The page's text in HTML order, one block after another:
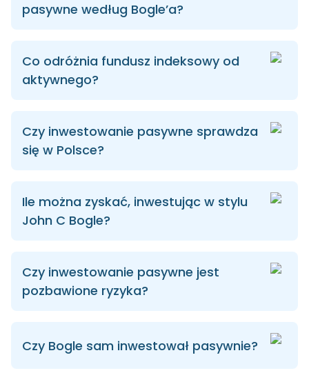
pasywne według Bogle’a?
Co odróżnia fundusz indeksowy od
aktywnego?
Czy inwestowanie pasywne sprawdza
się w Polsce?
Ile można zyskać, inwestując w stylu
John C Bogle?
Czy inwestowanie pasywne jest
pozbawione ryzyka?
Czy Bogle sam inwestował pasywnie?